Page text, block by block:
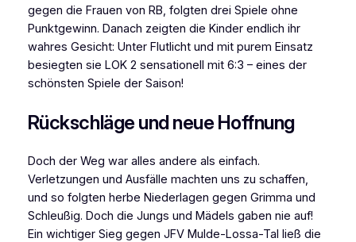
gegen die Frauen von RB, folgten drei Spiele ohne
Punktgewinn. Danach zeigten die Kinder endlich ihr
wahres Gesicht: Unter Flutlicht und mit purem Einsatz
besiegten sie LOK 2 sensationell mit 6:3 – eines der
schönsten Spiele der Saison!
Rückschläge und neue Hoffnung
Doch der Weg war alles andere als einfach.
Verletzungen und Ausfälle machten uns zu schaffen,
und so folgten herbe Niederlagen gegen Grimma und
Schleußig. Doch die Jungs und Mädels gaben nie auf!
Ein wichtiger Sieg gegen JFV Mulde-Lossa-Tal ließ die